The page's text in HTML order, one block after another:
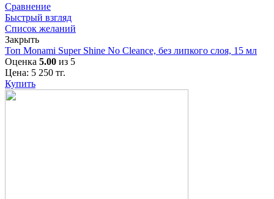
Сравнение
Быстрый взгляд
Список желаний
Закрыть
Топ Monami Super Shine No Cleance, без липкого слоя, 15 мл
Оценка 5.00 из 5
Цена: 5 250 тг.
Купить